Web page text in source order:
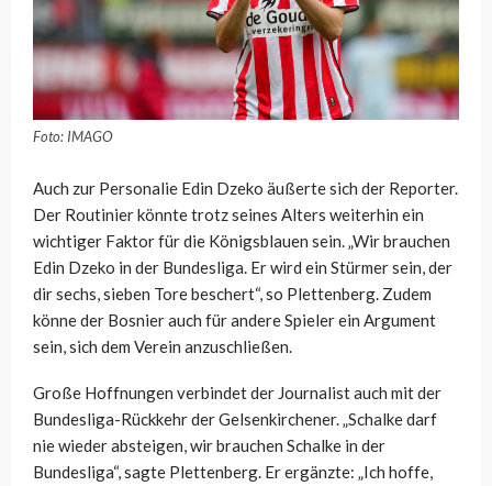
Foto: IMAGO
Auch zur Personalie Edin Dzeko äußerte sich der Reporter.
Der Routinier könnte trotz seines Alters weiterhin ein
wichtiger Faktor für die Königsblauen sein. „Wir brauchen
Edin Dzeko in der Bundesliga. Er wird ein Stürmer sein, der
dir sechs, sieben Tore beschert“, so Plettenberg. Zudem
könne der Bosnier auch für andere Spieler ein Argument
sein, sich dem Verein anzuschließen.
Große Hoffnungen verbindet der Journalist auch mit der
Bundesliga-Rückkehr der Gelsenkirchener. „Schalke darf
nie wieder absteigen, wir brauchen Schalke in der
Bundesliga“, sagte Plettenberg. Er ergänzte: „Ich hoffe,